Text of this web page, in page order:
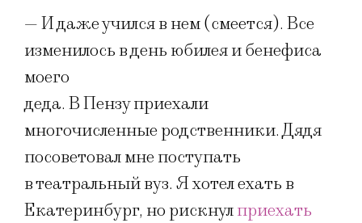
— И даже учился в нем (смеется). Все
изменилось в день юбилея и бенефиса
моего
деда. В Пензу приехали
многочисленные родственники. Дядя
посоветовал мне поступать
в театральный вуз. Я хотел ехать в
Екатеринбург, но рискнулприехать